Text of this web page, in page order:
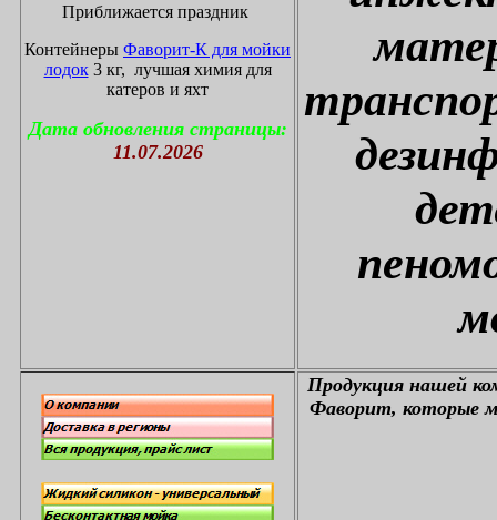
Приближается праздник
Контейнеры Фаворит-К для мойки
лодок3 кг, лучшая химия для
катеров и яхт
Дата обновления страницы:
11.07.2026
Продукция нашей
Фаворит, которые